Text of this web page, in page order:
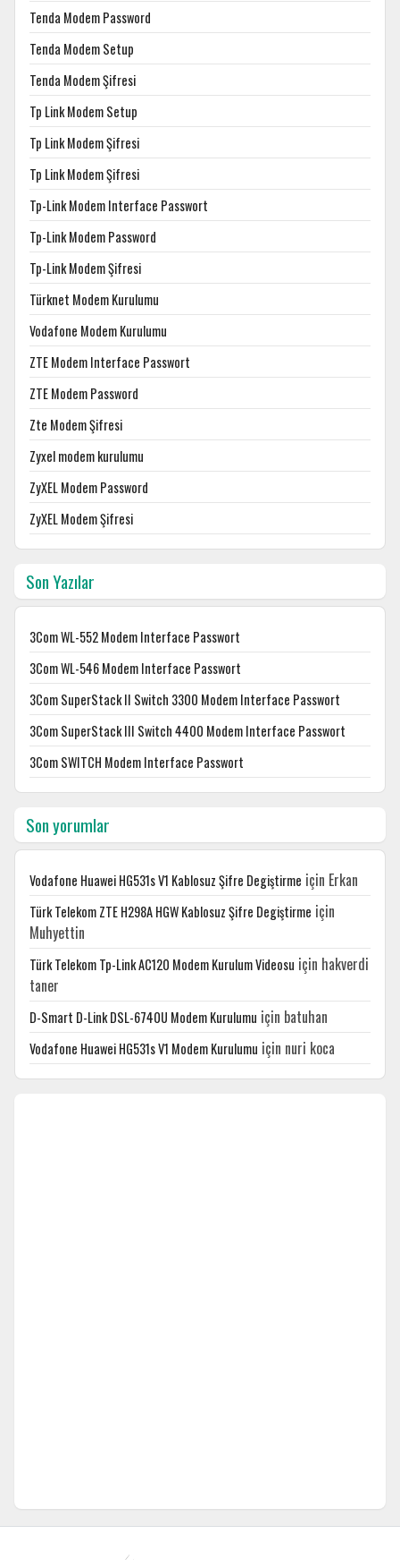
Tenda Modem Password
Tenda Modem Setup
Tenda Modem Şifresi
Tp Link Modem Setup
Tp Link Modem Şifresi
Tp Link Modem Şifresi
Tp-Link Modem Interface Passwort
Tp-Link Modem Password
Tp-Link Modem Şifresi
Türknet Modem Kurulumu
Vodafone Modem Kurulumu
ZTE Modem Interface Passwort
ZTE Modem Password
Zte Modem Şifresi
Zyxel modem kurulumu
ZyXEL Modem Password
ZyXEL Modem Şifresi
Son Yazılar
3Com WL-552 Modem Interface Passwort
3Com WL-546 Modem Interface Passwort
3Com SuperStack II Switch 3300 Modem Interface Passwort
3Com SuperStack III Switch 4400 Modem Interface Passwort
3Com SWITCH Modem Interface Passwort
Son yorumlar
Vodafone Huawei HG531s V1 Kablosuz Şifre Degiştirme için Erkan
Türk Telekom ZTE H298A HGW Kablosuz Şifre Degiştirme için
Muhyettin
Türk Telekom Tp-Link AC120 Modem Kurulum Videosu için hakverdi
taner
D-Smart D-Link DSL-6740U Modem Kurulumu için batuhan
Vodafone Huawei HG531s V1 Modem Kurulumu için nuri koca